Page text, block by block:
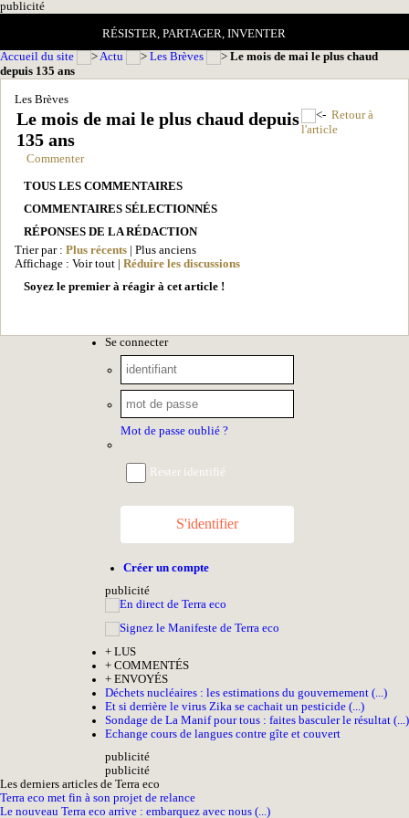
publicité
RÉSISTER, PARTAGER, INVENTER
Accueil du site
Actu Les Brèves
Le mois de mai le plus chaud
depuis 135 ans
Les Brèves
Le mois de mai le plus chaud depuis
135 ans
Retour à
l'article
Commenter
TOUS LES COMMENTAIRES
COMMENTAIRES SÉLECTIONNÉS
RÉPONSES DE LA RÉDACTION
Trier par : Plus récents | Plus anciens
Affichage : Voir tout | Réduire les discussions
Soyez le premier à réagir à cet article !
Se connecter
Mot de passe oublié ?
Rester identifié
S'identifier
Créer un compte
publicité
+ LUS
+ COMMENTÉS
+ ENVOYÉS
Déchets nucléaires : les estimations du gouvernement (...)
Et si derrière le virus Zika se cachait un pesticide (...)
Sondage de La Manif pour tous : faites basculer le résultat (...)
Echange cours de langues contre gîte et couvert
publicité
publicité
Les derniers articles de Terra eco
Terra eco met fin à son projet de relance
Le nouveau Terra eco arrive : embarquez avec nous (...)